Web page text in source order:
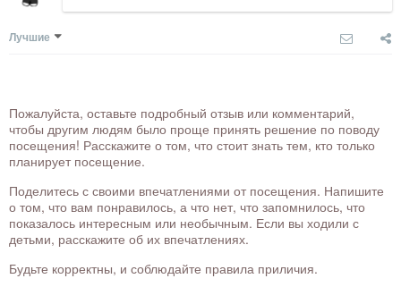
Лучшие
Пожалуйста, оставьте подробный отзыв или комментарий,
чтобы другим людям было проще принять решение по поводу
посещения! Расскажите о том, что стоит знать тем, кто только
планирует посещение.
Поделитесь с своими впечатлениями от посещения. Напишите
о том, что вам понравилось, а что нет, что запомнилось, что
показалось интересным или необычным. Если вы ходили с
детьми, расскажите об их впечатлениях.
Будьте корректны, и соблюдайте правила приличия.